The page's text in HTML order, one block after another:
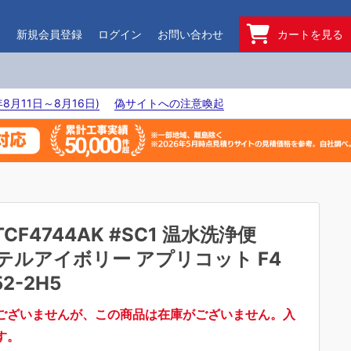
新規会員登録 ログイン お問い合わせ カートを見る
月11日～8月16日) 偽サイトへの注意喚起
#SC1 温水洗浄便
ルアイボリー アプリコット F4
2H5
ざいませんが、この商品は在庫がございません。入